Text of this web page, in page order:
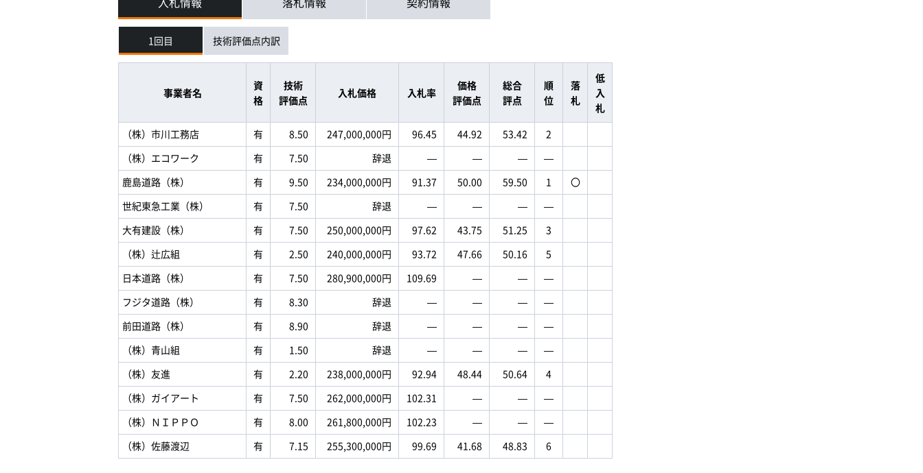
1回目 技術評価点内訳
事業者名
資
格
技術
評価点
入札価格 入札率
価格
評価点
総合
評点
順
位
落
札
低
入
札
（株）市川工務店
有 8.50 247,000,000円 96.45 44.92 53.42
2
（株）エコワーク
有 7.50 辞退 ― ― ―
―
鹿島道路（株）
有 9.50 234,000,000円 91.37 50.00 59.50 1
〇
世紀東急工業（株）
有 7.50 辞退 ― ― ―
―
大有建設（株）
有 7.50 250,000,000円 97.62 43.75 51.25
3
（株）辻広組
有 2.50 240,000,000円 93.72 47.66 50.16
5
日本道路（株）
有 7.50 280,900,000円 109.69 ― ―
―
フジタ道路（株）
有 8.30 辞退 ― ― ―
―
前田道路（株）
有 8.90 辞退 ― ― ―
―
（株）青山組
有 1.50 辞退 ― ― ―
―
（株）友進
有 2.20 238,000,000円 92.94 48.44 50.64
4
（株）ガイアート
有 7.50 262,000,000円 102.31 ― ―
―
（株）ＮＩＰＰＯ
有 8.00 261,800,000円 102.23 ― ―
―
（株）佐藤渡辺
有 7.15 255,300,000円 99.69 41.68 48.83 6